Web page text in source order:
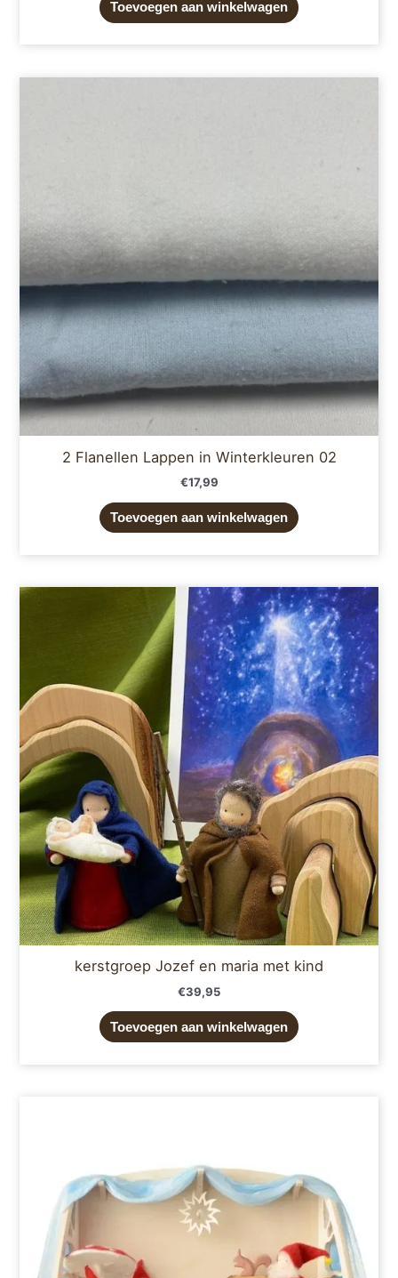
Toevoegen aan winkelwagen
2 Flanellen Lappen in Winterkleuren 02
€17,99
Toevoegen aan winkelwagen
kerstgroep Jozef en maria met kind
€39,95
Toevoegen aan winkelwagen